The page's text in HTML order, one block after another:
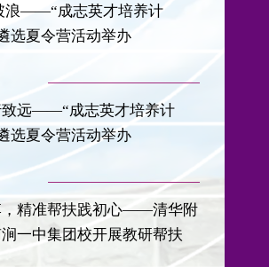
浪——“成志英才培养计
选夏令营活动举办
致远——“成志英才培养计
选夏令营活动举办
，精准帮扶践初心——清华附
一中集团校开展教研帮扶